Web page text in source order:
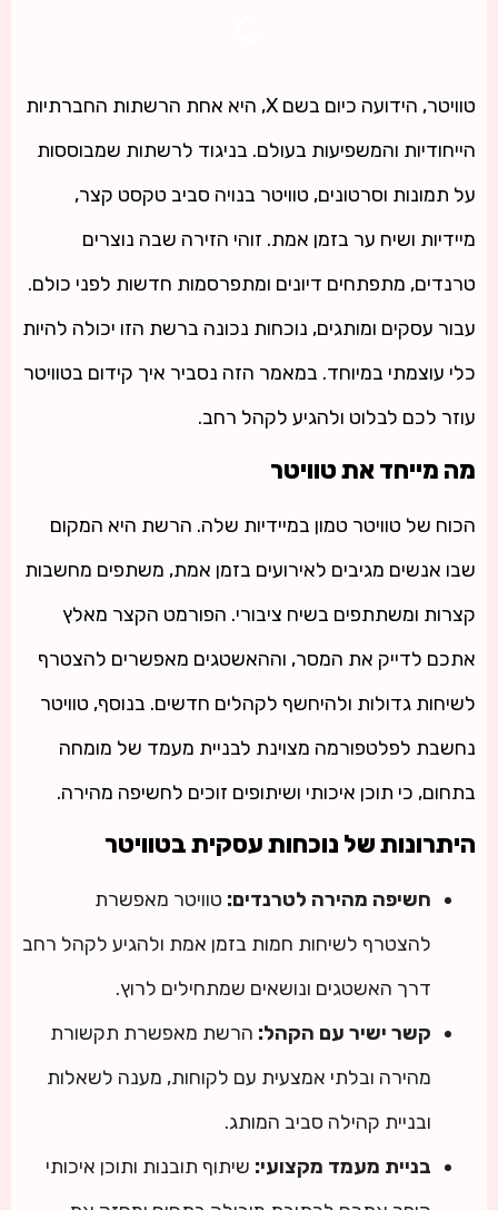
טוויטר, הידועה כיום בשם X, היא אחת הרשתות החברתיות
הייחודיות והמשפיעות בעולם. בניגוד לרשתות שמבוססות
על תמונות וסרטונים, טוויטר בנויה סביב טקסט קצר,
מיידיות ושיח ער בזמן אמת. זוהי הזירה שבה נוצרים
טרנדים, מתפתחים דיונים ומתפרסמות חדשות לפני כולם.
עבור עסקים ומותגים, נוכחות נכונה ברשת הזו יכולה להיות
כלי עוצמתי במיוחד. במאמר הזה נסביר איך קידום בטוויטר
עוזר לכם לבלוט ולהגיע לקהל רחב.
מה מייחד את טוויטר
הכוח של טוויטר טמון במיידיות שלה. הרשת היא המקום
שבו אנשים מגיבים לאירועים בזמן אמת, משתפים מחשבות
קצרות ומשתתפים בשיח ציבורי. הפורמט הקצר מאלץ
אתכם לדייק את המסר, וההאשטגים מאפשרים להצטרף
לשיחות גדולות ולהיחשף לקהלים חדשים. בנוסף, טוויטר
נחשבת לפלטפורמה מצוינת לבניית מעמד של מומחה
בתחום, כי תוכן איכותי ושיתופים זוכים לחשיפה מהירה.
היתרונות של נוכחות עסקית בטוויטר
חשיפה מהירה לטרנדים: טוויטר מאפשרת
להצטרף לשיחות חמות בזמן אמת ולהגיע לקהל רחב
דרך האשטגים ונושאים שמתחילים לרוץ.
קשר ישיר עם הקהל: הרשת מאפשרת תקשורת
מהירה ובלתי אמצעית עם לקוחות, מענה לשאלות
ובניית קהילה סביב המותג.
בניית מעמד מקצועי: שיתוף תובנות ותוכן איכותי